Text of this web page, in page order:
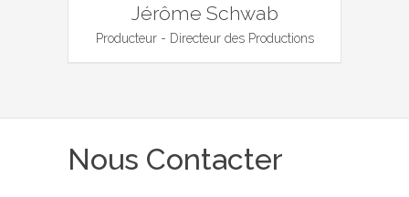
Jérôme Schwab
Producteur - Directeur des Productions
Nous Contacter